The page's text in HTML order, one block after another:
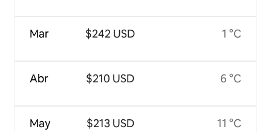
Mar
Abr
May
$242 USD
$210 USD
$213 USD
1 °C
6 °C
11 °C